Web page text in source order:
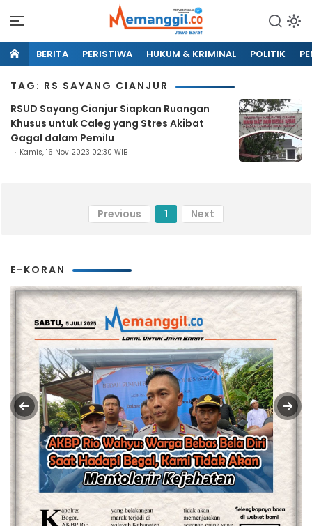
BERITA PERISTIWA HUKUM & KRIMINAL POLITIK
TAG: RS SAYANG CIANJUR
RSUD Sayang Cianjur Siapkan Ruangan
Khusus untuk Caleg yang Stres Akibat
Gagal dalam Pemilu
Kamis, 16 Nov 2023 02:30 WIB
Previous 1 Next
E-KORAN